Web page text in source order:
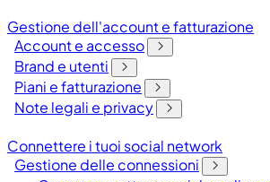
Gestione dell'account e fatturazione
Account e accesso
Brand e utenti
Piani e fatturazione
Note legali e privacy
Connettere i tuoi social network
Gestione delle connessioni